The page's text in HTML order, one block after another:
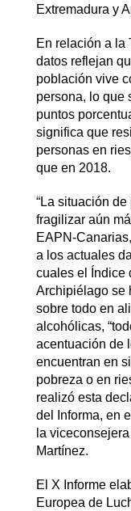
Extremadura y
En relación a la
datos reflejan
población vive
persona, lo que
puntos
significa que
personas en
que en 2018.
“La situación
fragilizar aún
EAPN-
a los actuales
cuales el Índice
Archipiélago se
sobre todo en
alcohólicas,
acentuación de
encuentran en
pobreza o en
realizó esta
del Informa, en
la
Martínez.
El X Informe
Europea de